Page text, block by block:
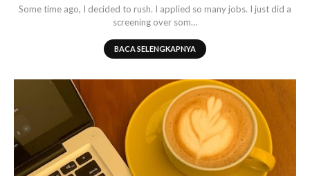
Some time ago, I decided to rush. I applied so many jobs. I just did a
screening over som…
BACA SELENGKAPNYA